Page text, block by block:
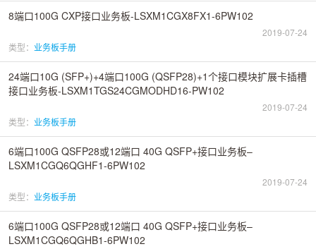
8端口100G CXP接口业务板-LSXM1CGX8FX1-6PW102
2019-07-24
类型： 业务板手册
24端口10G (SFP+)+4端口100G (QSFP28)+1个接口模块扩展卡插槽
接口业务板-LSXM1TGS24CGMODHD16-PW102
2019-07-24
类型： 业务板手册
6端口100G QSFP28或12端口 40G QSFP+接口业务板–
LSXM1CGQ6QGHF1-6PW102
2019-07-24
类型： 业务板手册
6端口100G QSFP28或12端口 40G QSFP+接口业务板–
LSXM1CGQ6QGHB1-6PW102